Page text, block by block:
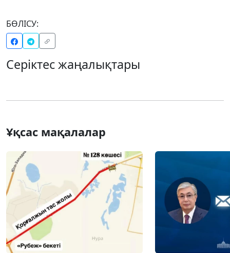
БӨЛІСУ:
Серіктес жаңалықтары
Ұқсас мақалалар